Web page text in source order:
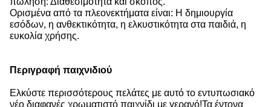
Ορισμένα από τα πλεονεκτήματα είναι: Η δημιουργία
εσόδων, η ανθεκτικότητα, η ελκυστικότητα στα παιδιά, η
ευκολία χρήσης.
Περιγραφή παιχνιδιού
Ελκύστε περισσότερους πελάτες με αυτό το εντυπωσιακό
νέο διαφανές χρωματιστό παιχνίδι με γερανό!Τα έντονα